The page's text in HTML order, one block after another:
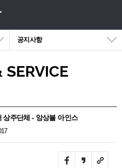
공지사항
주단체 - 앙상블 아인스
FacebookKakao
story
URL
Link